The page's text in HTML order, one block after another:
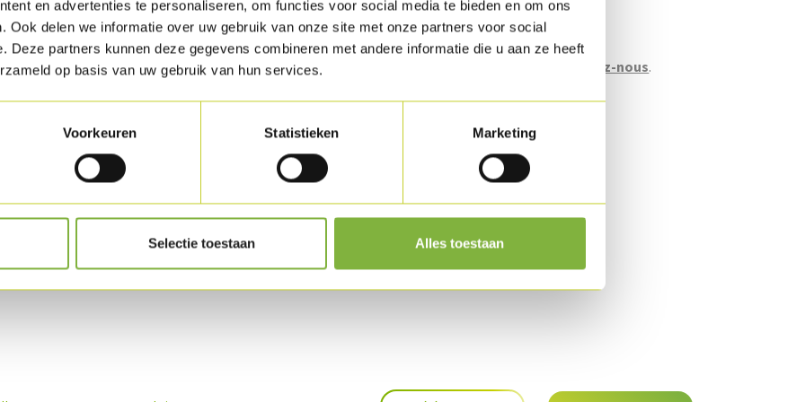
en advertenties te personaliseren, om functies voor social media te bieden en om ons
Ook delen we informatie over uw gebruik van onze site met onze partners voor social
Deze partners kunnen deze gegevens combineren met andere informatie die u aan ze heeft
op basis van uw gebruik van hun services.
Voorkeuren Statistieken Marketing
Selectie toestaan Alles toestaan
Emballage
Livrable en pièce en vrac.
Des demandes d'emballage spécifiques?
Contactez-nous.
Autre options